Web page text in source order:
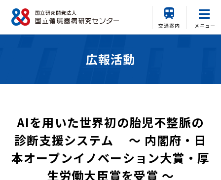
交通案内 メニュー
広報活動
AIを用いた世界初の胎児不整脈の
診断支援システム ～ 内閣府・日
本オープンイノベーション大賞・厚
生労働大臣賞を受賞 ～